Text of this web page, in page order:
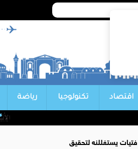
اقتصاد تكنولوجيا رياضة
فتيات يستغللنه لتحقيق